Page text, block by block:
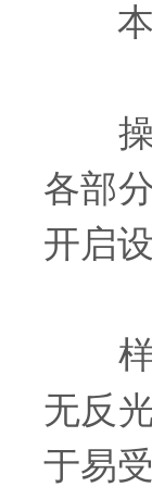
本文
操作
各部
开启
样品
无反
于易